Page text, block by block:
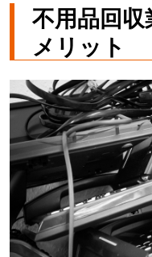
不用品回
メリット